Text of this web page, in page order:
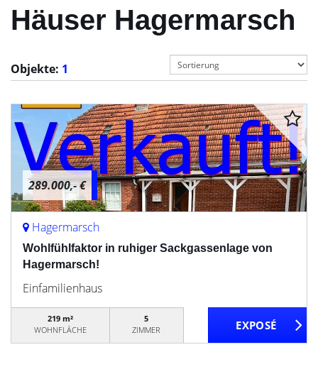
Häuser Hagermarsch
Objekte: 1
289.000,- €
Hagermarsch
Wohlfühlfaktor in ruhiger Sackgassenlage von
Hagermarsch!
Einfamilienhaus
219 m²
WOHNFLÄCHE
5
ZIMMER